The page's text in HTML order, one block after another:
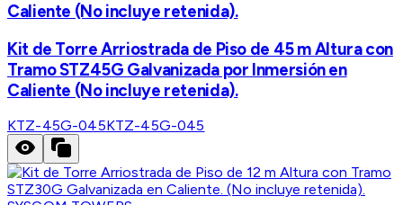
Caliente (No incluye retenida).
Kit de Torre Arriostrada de Piso de 45 m Altura con
Tramo STZ45G Galvanizada por Inmersión en
Caliente (No incluye retenida).
KTZ-45G-045KTZ-45G-045